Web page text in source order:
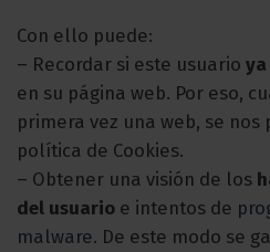
Con ello puede:
– Recordar si este usuario
en su página web. Por eso,
primera vez una web, se
política de Cookies.
– Obtener una visión de los
del usuario e intentos de
malware. De este modo se